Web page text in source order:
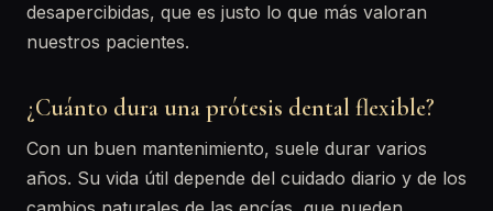
desapercibidas, que es justo lo que más valoran
nuestros pacientes.
¿Cuánto dura una prótesis dental flexible?
Con un buen mantenimiento, suele durar varios
años. Su vida útil depende del cuidado diario y de los